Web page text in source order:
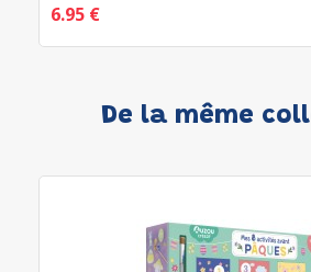
6.95 €
De la même